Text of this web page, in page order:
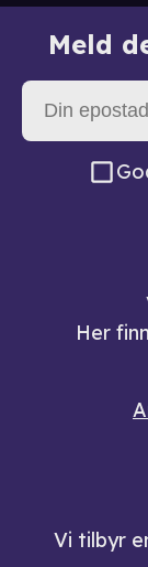
Meld
Her
Vi tilbyr